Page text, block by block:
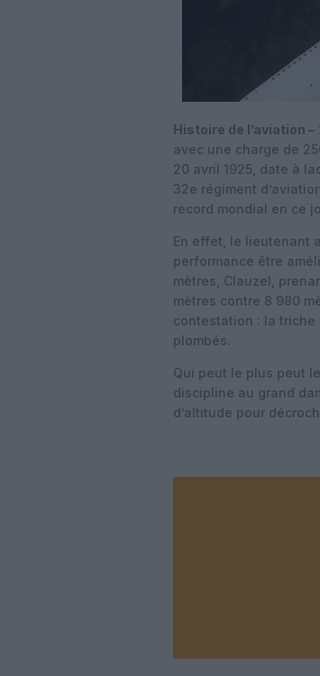
Histoire de l’aviation –
avec une charge de
20 avril 1925, date à
32e régiment
record mondial en ce
En effet, le lieutenant
performance être
mètres, Clauzel,
mètres contre 8 980
contestation : la triche
plombés.
Qui peut le plus peut
discipline au grand
d’altitude pour